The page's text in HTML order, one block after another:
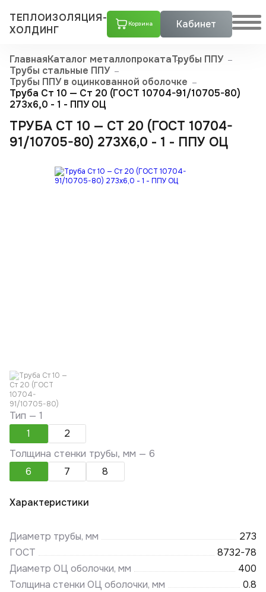
ТЕПЛОИЗОЛЯЦИЯ-
ХОЛДИНГ
Корзина Кабинет
ГлавнаяКаталог металлопрокатаТрубы ППУ
Трубы стальные ППУ
Трубы ППУ в оцинкованной оболочке
Труба Ст 10 — Ст 20 (ГОСТ 10704-91/10705-80)
273x6,0 - 1 - ППУ ОЦ
ТРУБА СТ 10 — СТ 20 (ГОСТ 10704-
91/10705-80) 273X6,0 - 1 - ППУ ОЦ
Тип —1
1
2
Толщина стенки трубы, мм —6
6
7 8
Характеристики
Диаметр трубы, мм
273
ГОСТ
8732-78
Диаметр ОЦ оболочки, мм
400
Толщина стенки ОЦ оболочки, мм
0.8